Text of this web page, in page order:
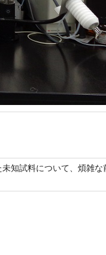
知試料について、煩雑な